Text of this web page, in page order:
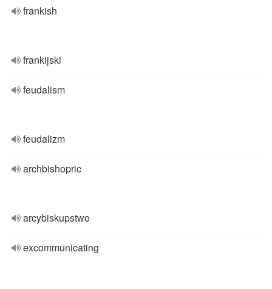
frankish
frankijski
feudalism
feudalizm
archbishopric
arcybiskupstwo
excommunicating